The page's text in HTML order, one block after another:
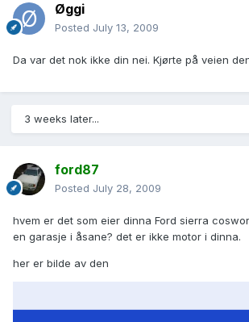
Øggi
Posted July 13, 2009
Da var det nok ikke din nei. Kjørte på veien
3 weeks later...
ford87
Posted July 28, 2009
hvem er det som eier dinna Ford sierra
en garasje i åsane? det er ikke motor i dinna.
her er bilde av den